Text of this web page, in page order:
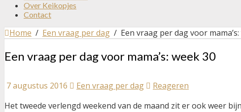
Over Keikopjes
Contact
Home / Een vraag per dag / Een vraag per dag voor mama’s:
Een vraag per dag voor mama’s: week 30
7 augustus 2016 Een vraag per dag
Reageren
Het tweede verlengd weekend van de maand zit er ook weer